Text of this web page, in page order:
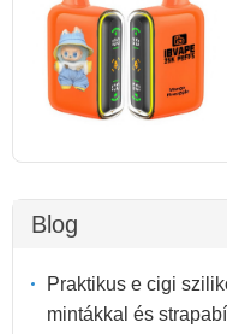
Blog
Praktikus e cigi
mintákkal és